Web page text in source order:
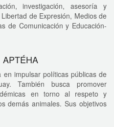
investigación, asesoría y
de Expresión, Medios de
de Comunicación y Educación-
APTÉHA
impulsar políticas públicas de
También busca promover
en torno al respeto y
demás animales. Sus objetivos